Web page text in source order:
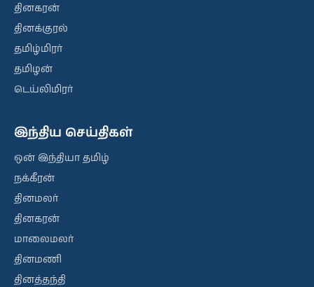
தினகரன்
தினக்குரல்
தமிழ்மிரர்
தமிழன்
டெய்லிமிரர்
இந்திய செய்திகள்
ஒன் இந்தியா தமிழ்
நக்கீரன்
தினமலர்
தினகரன்
மாலைமலர்
தினமணி
தினத்தந்தி